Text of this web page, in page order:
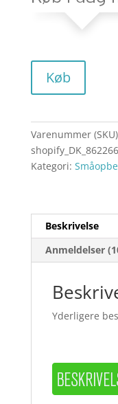
Køb
Varenummer
Kategori:
Beskrivelse
Anmeldelser
Yderligere